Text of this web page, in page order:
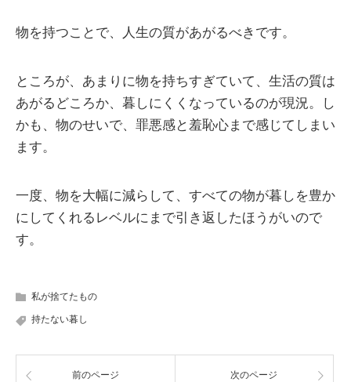
物を持つことで、人生の質があがるべきです。
ところが、あまりに物を持ちすぎていて、生活の質は
あがるどころか、暮しにくくなっているのが現況。し
かも、物のせいで、罪悪感と羞恥心まで感じてしまい
ます。
一度、物を大幅に減らして、すべての物が暮しを豊か
にしてくれるレベルにまで引き返したほうがいので
す。
私が捨てたもの
持たない暮し
前のページ 次のページ